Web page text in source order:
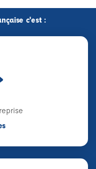
c'est :